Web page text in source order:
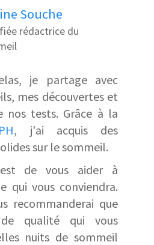
Souche
rédactrice du
je partage avec
mes découvertes et
nos tests. Grâce à la
, j'ai acquis des
sur le sommeil.
de vous aider à
qui vous conviendra.
recommanderai que
qualité qui vous
nuits de sommeil